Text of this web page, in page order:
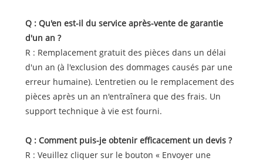
Q : Qu'en est-il du service après-vente de garantie
d'un an ?
R : Remplacement gratuit des pièces dans un délai
d'un an (à l'exclusion des dommages causés par une
erreur humaine). L'entretien ou le remplacement des
pièces après un an n'entraînera que des frais. Un
support technique à vie est fourni.
Q : Comment puis-je obtenir efficacement un devis ?
R : Veuillez cliquer sur le bouton « Envoyer une